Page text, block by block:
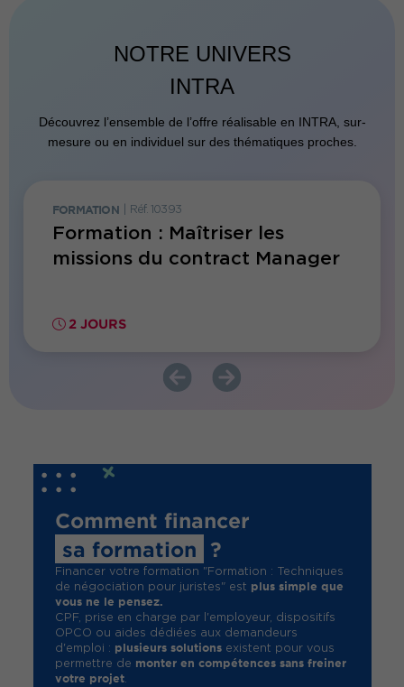
NOTRE UNIVERS
INTRA
Découvrez l’ensemble de l’offre réalisable en INTRA, sur-
mesure ou en individuel sur des thématiques proches.
FORMATION Réf. 10393
Formation : Maîtriser les
missions du contract Manager
2 JOURS
Comment financer
sa formation
?
Financer votre formation "Formation : Techniques
de négociation pour juristes" est plus simple que
vous ne le pensez.
CPF, prise en charge par l'employeur, dispositifs
OPCO ou aides dédiées aux demandeurs
d'emploi : plusieurs solutionsexistent pour vous
permettre de monter en compétences sans freiner
votre projet.